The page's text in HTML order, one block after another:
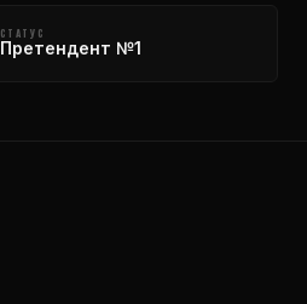
СТАТУС
Претендент №1